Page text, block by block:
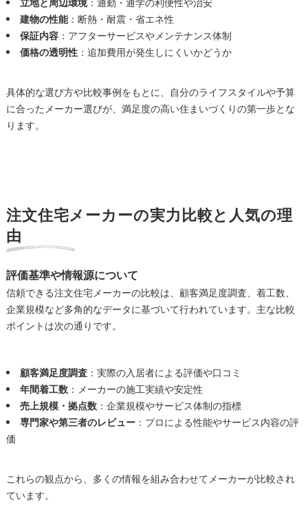
立地と周辺環境：通勤・通学の利便性や治安
建物の性能：断熱・耐震・省エネ性
保証内容：アフターサービスやメンテナンス体制
価格の透明性：追加費用が発生しにくいかどうか
具体的な選び方や比較事例をもとに、自分のライフスタイルや予算
に合ったメーカー選びが、満足度の高い住まいづくりの第一歩とな
ります。
注文住宅メーカーの実力比較と人気の理
由
評価基準や情報源について
信頼できる注文住宅メーカーの比較は、顧客満足度調査、着工数、
企業規模など多角的なデータに基づいて行われています。主な比較
ポイントは次の通りです。
顧客満足度調査：実際の入居者による評価や口コミ
年間着工数：メーカーの施工実績や安定性
売上規模・拠点数：企業規模やサービス体制の指標
専門家や第三者のレビュー：プロによる性能やサービス内容の評
価
これらの観点から、多くの情報を組み合わせてメーカーが比較され
ています。